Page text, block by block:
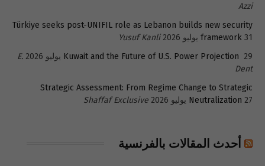
Azzi
Türkiye seeks post-UNIFIL role as Lebanon builds new security
framework 31 يوليو 2026
Yusuf Kanli
Kuwait and the Future of U.S. Power Projection 29 يوليو 2026
E.
Dent
Strategic Assessment: From Regime Change to Strategic
Neutralization 27 يوليو 2026 Shaffaf Exclusive
أحدث المقالات بالفرنسية